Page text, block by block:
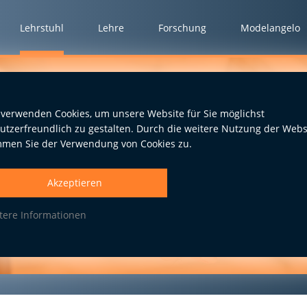
Cookies, um unsere Website für Sie möglichst
zu gestalten. Durch die weitere Nutzung der
Sie der Verwendung von Cookies zu.
Akzeptieren
Informationen
Lehrstuhl Lehre Forschung Modelangelo